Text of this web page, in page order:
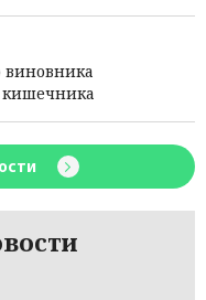
кишечника